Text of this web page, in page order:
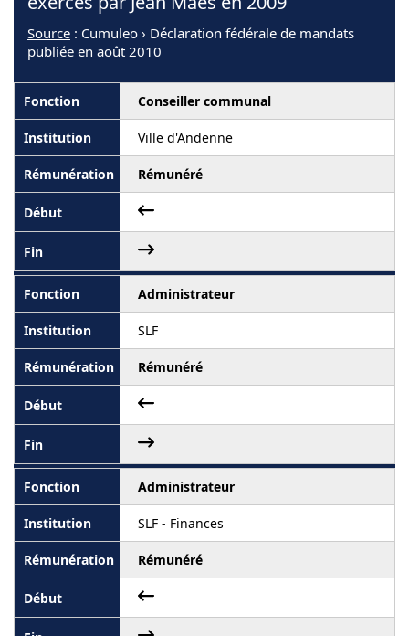
Source : Cumuleo › Déclaration fédérale de mandats
publiée en août 2010
Conseiller communal
Ville d'Andenne
Rémunéré
Administrateur
SLF
Rémunéré
Administrateur
SLF - Finances
Rémunéré